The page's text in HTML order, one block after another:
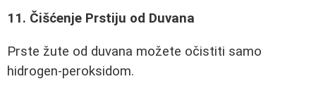
11. Čišćenje Prstiju od Duvana
Prste žute od duvana možete očistiti samo
hidrogen-peroksidom.